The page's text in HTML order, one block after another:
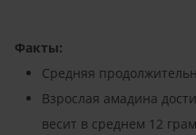
Факты:
Средняя
Взрослая амадина
весит в среднем 12